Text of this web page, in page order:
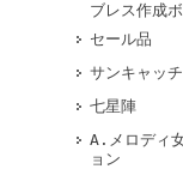
ブレス作成
セール品
サンキャッ
七星陣
A.メロディ
ョン